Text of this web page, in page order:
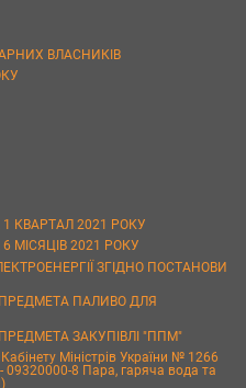
ВЛАСНИКІВ
КВАРТАЛ 2021 РОКУ
МІСЯЦІВ 2021 РОКУ
ЗГІДНО ПОСТАНОВИ
ПАЛИВО ДЛЯ
ЗАКУПІВЛІ "ППМ"
Міністрів України № 1266
09320000-8 Пара, гаряча вода та